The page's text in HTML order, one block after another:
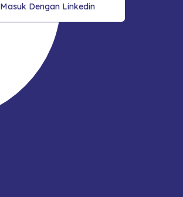
Masuk Dengan Linkedin